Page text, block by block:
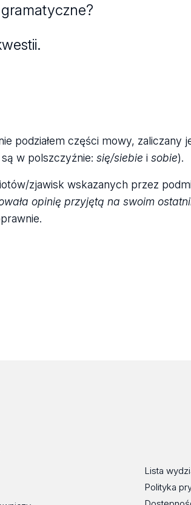
podziałem części mowy, zaliczany
w polszczyźnie:się/siebieisobie).
zjawisk wskazanych przez
opinię przyjętą na swoim
Lista
Polityka